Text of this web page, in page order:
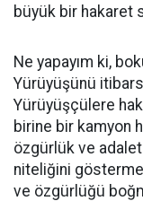
büyük bir hakaret
Ne yapayım ki,
Yürüyüşünü
Yürüyüşçülere
birine bir kamyon
özgürlük ve
niteliğini
ve özgürlüğü